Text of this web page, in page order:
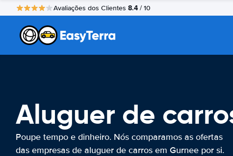
Avaliações dos Clientes 8.4 / 10
Aluguer de
Poupe tempo e dinheiro. Nós comparamos as ofertas
das empresas de aluguer de carros em Gurnee por si.